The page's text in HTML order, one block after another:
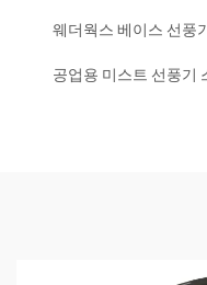
웨더웍스 베이스 선풍
공업용 미스트 선풍기